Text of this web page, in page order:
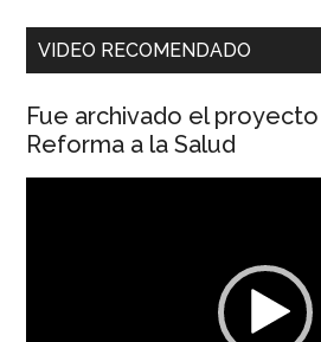
VIDEO RECOMENDADO
Fue archivado el
Reforma a la Salud